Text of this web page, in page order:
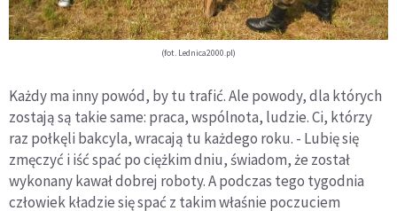
(fot. Lednica2000.pl)
Każdy ma inny powód, by tu trafić. Ale powody, dla których
zostają są takie same: praca, wspólnota, ludzie. Ci, którzy
raz połkęli bakcyla, wracają tu każdego roku. - Lubię się
zmęczyć i iść spać po ciężkim dniu, świadom, że został
wykonany kawał dobrej roboty. A podczas tego tygodnia
człowiek kładzie się spać z takim właśnie poczuciem